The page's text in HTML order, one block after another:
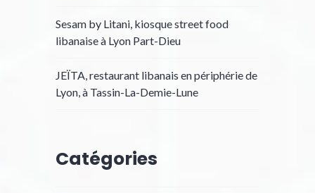
Sesam by Litani, kiosque street food
libanaise à Lyon Part-Dieu
JEÏTA, restaurant libanais en périphérie de
Lyon, à Tassin-La-Demie-Lune
Catégories